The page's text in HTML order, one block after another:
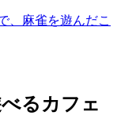
、麻雀を遊んだこ
るカフェ